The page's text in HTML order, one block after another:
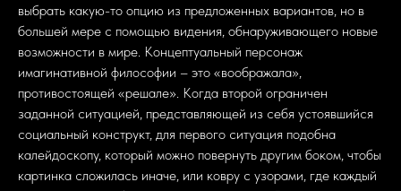
выбрать какую-то опцию из предложенных вариантов, но в
большей мере с помощью видения, обнаруживающего новые
возможности в мире. Концептуальный персонаж
имагинативной философии – это «воображала»,
противостоящей «решале». Когда второй ограничен
заданной ситуацией, представляющей из себя устоявшийся
социальный конструкт, для первого ситуация подобна
калейдоскопу, который можно повернуть другим боком, чтобы
картинка сложилась иначе, или ковру с узорами, где каждый